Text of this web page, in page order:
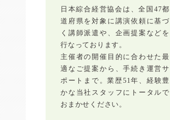
日本綜合経営協会は、全国47都
道府県を対象に講演依頼に基づ
く講師派遣や、企画提案などを
行なっております。
主催者の開催目的に合わせた最
適なご提案から、手続き運営サ
ポートまで。業歴51年、経験豊
かな当社スタッフにトータルで
おまかせください。